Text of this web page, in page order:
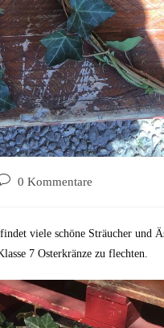
0 Kommentare
viele schöne Sträucher und
7 Osterkränze zu flechten.